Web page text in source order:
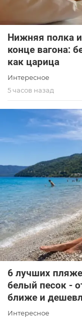
Нижняя полка
конце вагона:
как царица
Интересное
5 часов назад
6 лучших
белый песок -
ближе и
Интересное